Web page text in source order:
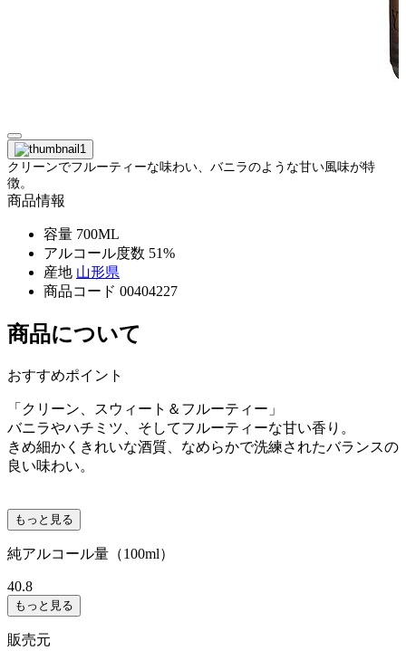
クリーンでフルーティーな味わい、バニラのような甘い風味が特
徴。
商品情報
容量 700ML
アルコール度数 51%
産地 山形県
商品コード 00404227
商品について
おすすめポイント
「クリーン、スウィート＆フルーティー」
バニラやハチミツ、そしてフルーティーな甘い香り。
きめ細かくきれいな酒質、なめらかで洗練されたバランスの
良い味わい。
もっと見る
純アルコール量（100ml）
40.8
もっと見る
販売元